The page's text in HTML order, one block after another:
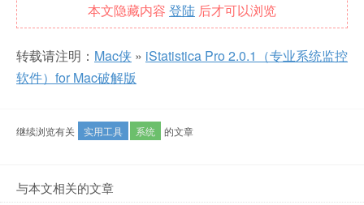
本文隐藏内容 登陆 后才可以浏览
转载请注明： Mac侠 » iStatistica Pro 2.0.1（专业系统监控
软件）for Mac破解版
继续浏览有关 实用工具 系统 的文章
与本文相关的文章